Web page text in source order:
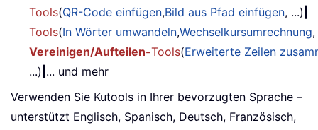
Tools(QR-Code einfügen,Bild aus Pfad einfügen, ...)
Tools(In Wörter umwandeln,Wechselkursumrechnung
Vereinigen/Aufteilen-Tools(Erweiterte Zeilen
...) ... und mehr
Verwenden Sie Kutools in Ihrer bevorzugten Sprache –
unterstützt Englisch, Spanisch, Deutsch, Französisch,